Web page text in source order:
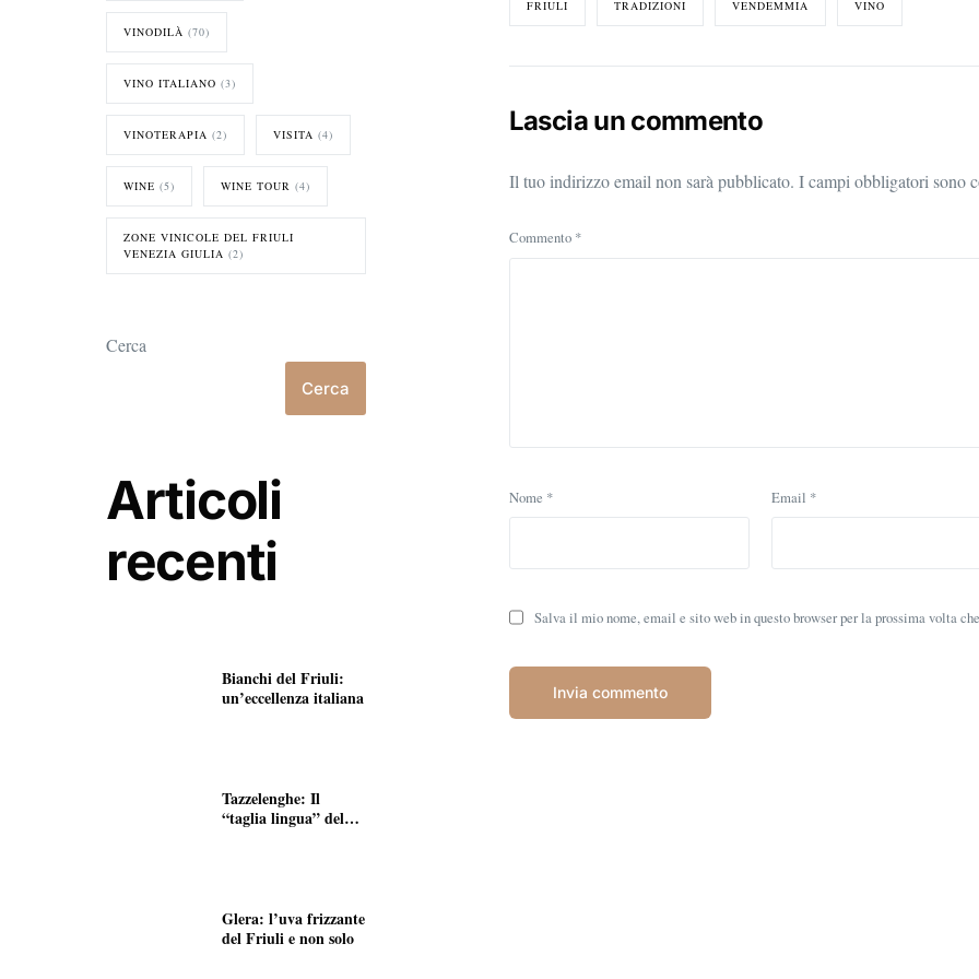
FRIULI TRADIZIONI VENDEMMIA VINO
Lascia un commento
Il tuo indirizzo email non sarà pubblicato. I campi obbligatori sono
Commento *
Nome * Email *
Salva il mio nome, email e sito web in questo browser per la prossima volta
VINODILÀ (70)
VINO ITALIANO (3)
VINOTERAPIA (2) VISITA (4)
WINE (5) WINE TOUR (4)
ZONE VINICOLE DEL FRIULI
VENEZIA GIULIA (2)
Cerca
Cerca
Articoli
recenti
Bianchi del Friuli:
un’eccellenza italiana
Tazzelenghe: Il
“taglia lingua” del
Glera: l’uva frizzante
del Friuli e non solo